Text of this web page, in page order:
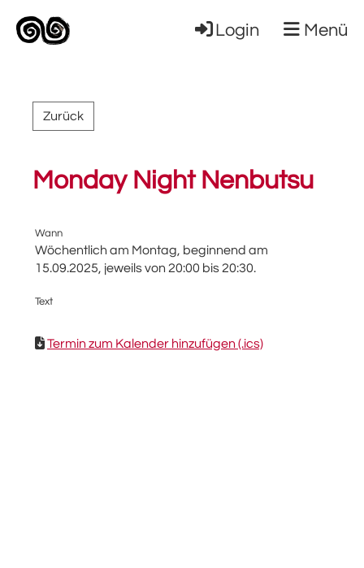
Login Menü
Zurück
Monday Night Nenbutsu
Wann
Wöchentlich am Montag, beginnend am
15.09.2025, jeweils von 20:00 bis 20:30.
Text
Termin zum Kalender hinzufügen (.ics)